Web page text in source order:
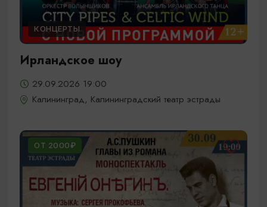
КОНЦЕРТЫ
Ирландское шоу
29.09.2026 19:00
Калининград, Калининградский театр эстрады
ОТ 2000₽